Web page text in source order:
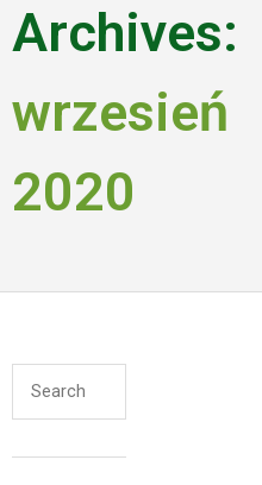
Archives:
wrzesień
2020